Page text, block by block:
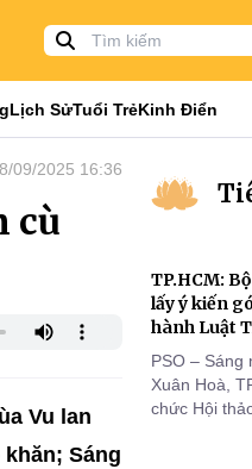
Lịch SửTuổi TrẻKinh Điển
09/2025 16:36
cù
Vu lan
Sáng
TP.HCM:
lấy ý kiến
hành Luật
PSO – Sáng
Xuân Hoà,
chức Hội
các tỉnh,